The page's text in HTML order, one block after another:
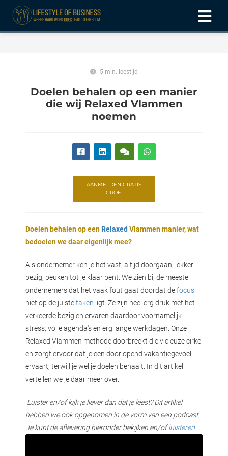
5 min. leestijd
Doelen behalen op een manier
die wij Relaxed Vlammen
noemen
AANMELDEN GRATIS
GROEI
Doelen behalen op een Relaxed Vlammen manier, wat
bedoelen we daar eigenlijk mee?
Als ondernemer ken je het vast; altijd doorgaan, lekker
bezig, beuken tot je klaar bent. We zien bij de meeste
ondernemers dat het vaak fout gaat doordat defocus
niet op de juistetaken ligt. Ze zijn heel erg druk met het
verkeerde bezig en ervaren daardoor voornamelijk
stress, volle agenda's en erg lange werkdagen. Onze
Relaxed Vlammen methode doorbreekt die vicieuze cirkel
en zorgt ervoor dat je een doorlopend vakantiegevoel
ervaart, terwijl je wel je doelen behaalt. In dit artikel
vertellen we je daar meer over.
Luister en/of kijk je liever dan dat je leest? Dit artikel
hebben we ook opgenomen in de vorm van een podcast.
Je kunt de aflevering hieronder bekijken en/ofluisteren
kan de
worden
over
van